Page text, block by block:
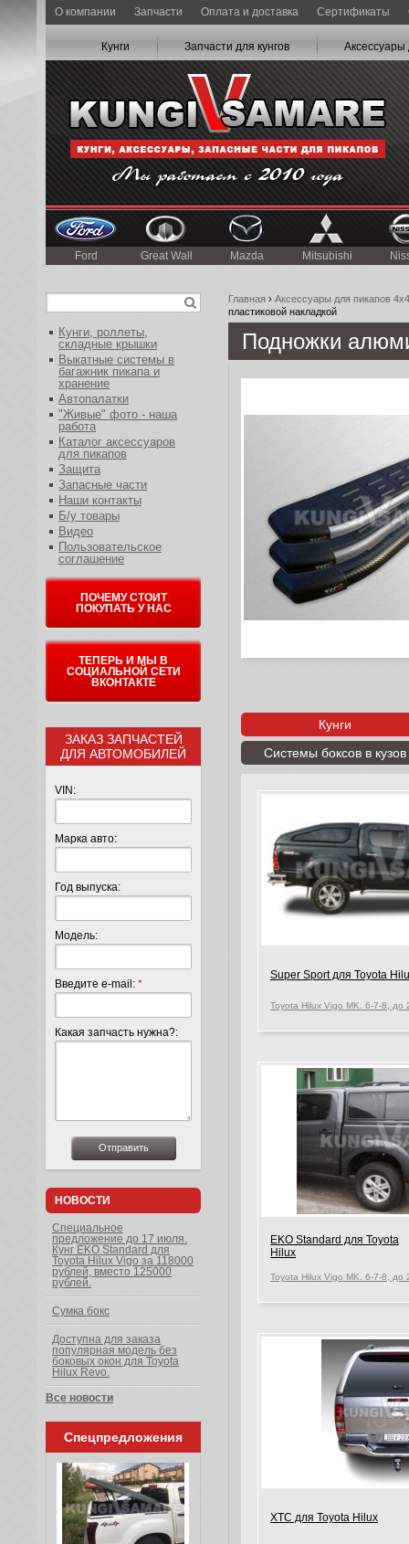
О компании Запчасти Оплата и доставка Сертификаты
Кунги Запчасти для кунгов Аксессуары
Ford Great Wall Mazda Mitsubishi
Главная › Аксессуары для пикапов 4x4
пластиковой накладкой
Подножки
Кунги
Системы боксов в кузов
Super Sport для Toyota
EKO Standard для Toyota
Hilux
XTC для Toyota Hilux
Кунги, роллеты,
складные крышки
Выкатные системы в
багажник пикапа и
хранение
Автопалатки
"Живые" фото - наша
работа
Каталог аксессуаров
для пикапов
Защита
Запасные части
Наши контакты
Б/у товары
Видео
Пользовательское
соглашение
ПОЧЕМУ СТОИТ
ПОКУПАТЬ У НАС
ТЕПЕРЬ И МЫ В
СОЦИАЛЬНОЙ СЕТИ
ВКОНТАКТЕ
ЗАКАЗ ЗАПЧАСТЕЙ
ДЛЯ АВТОМОБИЛЕЙ
VIN:
Марка авто:
Год выпуска:
Модель:
Введите e-mail: *
Какая запчасть нужна?:
НОВОСТИ
Специальное
предложение до 17 июля.
Кунг EKO Standard для
Toyota Hilux Vigo за 118000
рублей, вместо 125000
рублей.
Сумка бокс
Доступна для заказа
популярная модель без
боковых окон для Toyota
Hilux Revo.
Все новости
Спецпредложения